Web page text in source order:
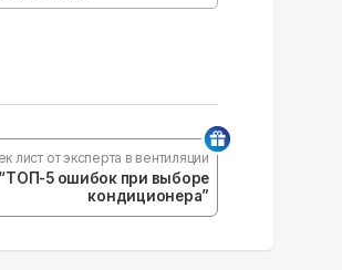
лист от эксперта в вентиляции
“ТОП-5 ошибок при выборе
кондиционера”